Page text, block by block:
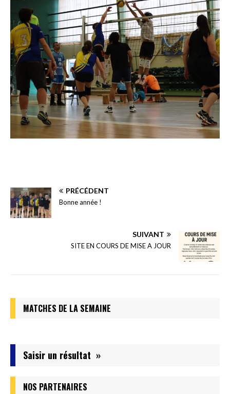
PRÉCÉDENT
Bonne année !
SUIVANT
SITE EN COURS DE MISE A JOUR
MATCHES DE LA SEMAINE
Saisir un résultat »
NOS PARTENAIRES